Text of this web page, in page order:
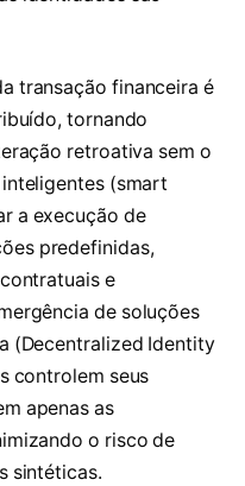
transação financeira é
tornando
retroativa sem o
(smart
a execução de
predefinidas,
e
de soluções
(Decentralized Identity
controlem seus
apenas as
o risco de
sintéticas.